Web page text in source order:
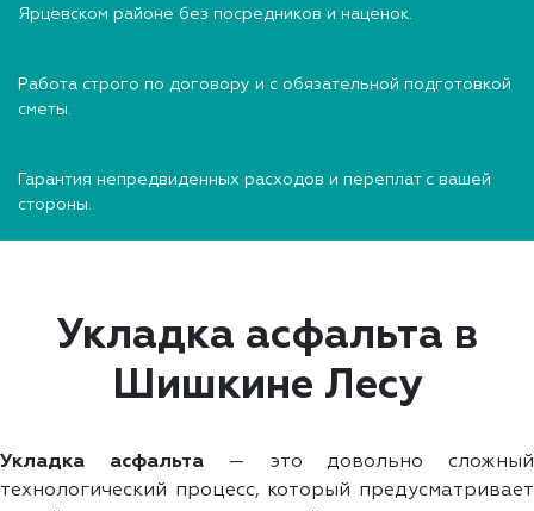
Ярцевском районе без посредников и наценок.
Работа строго по договору и с обязательной подготовкой
сметы.
Гарантия непредвиденных расходов и переплат с вашей
стороны.
Укладка асфальта в
Шишкине Лесу
Укладка асфальта— это довольно сложный
технологический процесс, который предусматривает